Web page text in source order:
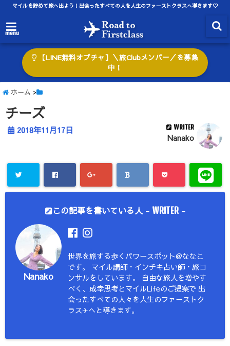
マイルを貯めて旅へ出よう！出会ったすべての人を人生のファーストクラスへ導きます♡
menu
【LINE無料オプチャ】＼旅Clubメンバー／を募集
中！
ホーム >
チーズ
2018年11月17日 WRITER
Nanako
この記事を書いている人 - WRITER-
Nanako
世界を旅する歩くパワースポット@ななこ
です。 マイル講師・インチキ占い師・旅コ
ンサルをしています。 自由な旅人を増やす
べく、成幸思考とマイルLifeのご提案で 出
会ったすべての人々を人生のファーストク
ラス✈︎へと導きます。